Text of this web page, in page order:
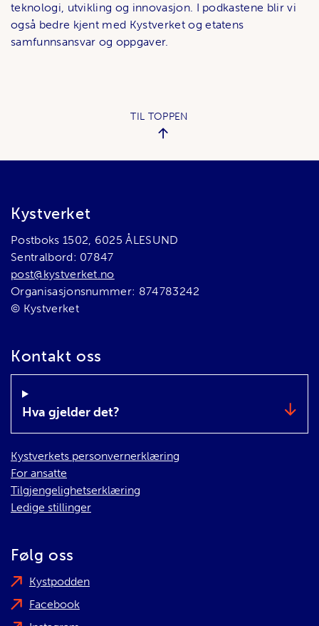
teknologi, utvikling og innovasjon. I podkastene blir vi
også bedre kjent med Kystverket og etatens
samfunnsansvar og oppgaver.
TIL TOPPEN
Bunnområde
Kystverket
Postboks 1502, 6025 ÅLESUND
Sentralbord: 07847
post@kystverket.no
Organisasjonsnummer: 874783242
© Kystverket
Kontakt oss
Hva gjelder det?
Kystverkets personvernerklæring
For ansatte
Tilgjengelighetserklæring
Ledige stillinger
Følg oss
Kystpodden
Facebook